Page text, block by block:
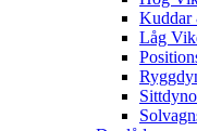
Kuddar
Låg